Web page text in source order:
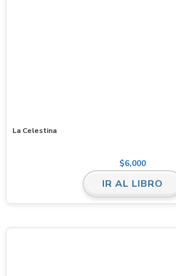
La Celestina
$6,000
IR AL LIBRO